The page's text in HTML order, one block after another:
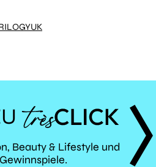
TRÈS
Beauty & Lifestyle und